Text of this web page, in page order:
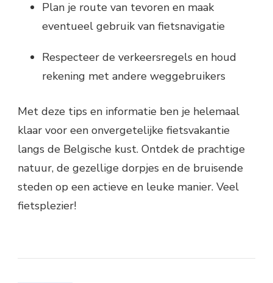
Plan je route van tevoren en maak
eventueel gebruik van fietsnavigatie
Respecteer de verkeersregels en houd
rekening met andere weggebruikers
Met deze tips en informatie ben je helemaal
klaar voor een onvergetelijke fietsvakantie
langs de Belgische kust. Ontdek de prachtige
natuur, de gezellige dorpjes en de bruisende
steden op een actieve en leuke manier. Veel
fietsplezier!